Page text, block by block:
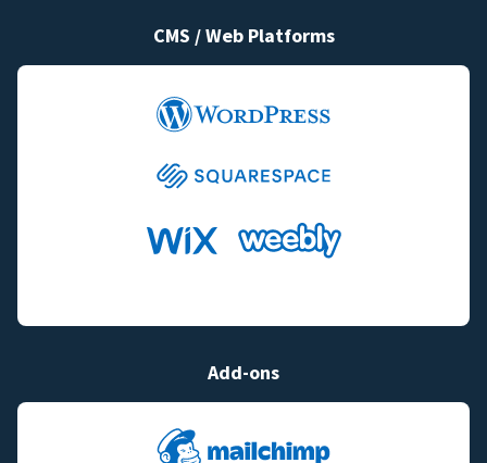
CMS / Web Platforms
Add-ons